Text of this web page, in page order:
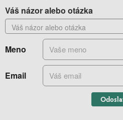
Váš názor alebo otázka
Meno
Email